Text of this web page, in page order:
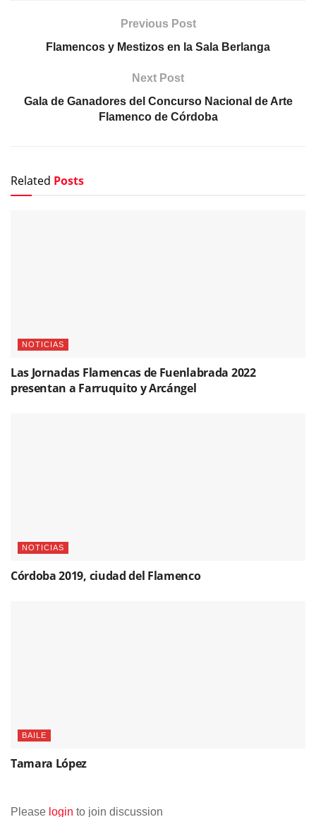
Previous Post
Flamencos y Mestizos en la Sala Berlanga
Next Post
Gala de Ganadores del Concurso Nacional de Arte
Flamenco de Córdoba
Related Posts
NOTICIAS
Las Jornadas Flamencas de Fuenlabrada 2022
presentan a Farruquito y Arcángel
NOTICIAS
Córdoba 2019, ciudad del Flamenco
BAILE
Tamara López
Please login to join discussion